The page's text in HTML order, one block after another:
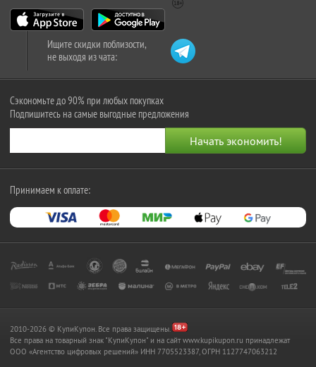
Ищите скидки поблизости,
не выходя из чата:
Сэкономьте до 90% при любых покупках
Подпишитесь на самые выгодные предложения
Принимаем к оплате:
2010-2026 © КупиКупон. Все права защищены.
Все права на товарный знак "КупиКупон" и на сайт www.kupikupon.ru принадлежат
OOO «Агентство цифровых решений» ИНН 7705523387, ОГРН 1127747063212